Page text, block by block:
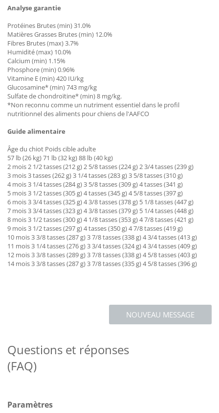
Analyse garantie
Protéines Brutes (min) 31.0%
Matières Grasses Brutes (min) 12.0%
Fibres Brutes (max) 3.7%
Humidité (max) 10.0%
Calcium (min) 1.15%
Phosphore (min) 0.96%
Vitamine E (min) 420 IU/kg
Glucosamine* (min) 743 mg/kg
Sulfate de chondroïtine* (min) 8 mg/kg.
*Non reconnu comme un nutriment essentiel dans le profil
nutritionnel des aliments pour chiens de l'AAFCO
Guide alimentaire
Âge du chiot Poids cible adulte
57 lb (26 kg) 71 lb (32 kg) 88 lb (40 kg)
2 mois 2 1/2 tasses (212 g) 2 5/8 tasses (224 g) 2 3/4 tasses (239 g)
3 mois 3 tasses (262 g) 3 1/4 tasses (283 g) 3 5/8 tasses (310 g)
4 mois 3 1/4 tasses (284 g) 3 5/8 tasses (309 g) 4 tasses (341 g)
5 mois 3 1/2 tasses (305 g) 4 tasses (345 g) 4 5/8 tasses (397 g)
6 mois 3 3/4 tasses (325 g) 4 3/8 tasses (378 g) 5 1/8 tasses (447 g)
7 mois 3 3/4 tasses (323 g) 4 3/8 tasses (379 g) 5 1/4 tasses (448 g)
8 mois 3 1/2 tasses (300 g) 4 1/8 tasses (353 g) 4 7/8 tasses (421 g)
9 mois 3 1/2 tasses (297 g) 4 tasses (350 g) 4 7/8 tasses (419 g)
10 mois 3 3/8 tasses (287 g) 3 7/8 tasses (338 g) 4 3/4 tasses (413 g)
11 mois 3 1/4 tasses (276 g) 3 3/4 tasses (324 g) 4 3/4 tasses (409 g)
12 mois 3 3/8 tasses (289 g) 3 7/8 tasses (338 g) 4 5/8 tasses (403 g)
14 mois 3 3/8 tasses (287 g) 3 7/8 tasses (335 g) 4 5/8 tasses (396 g)
NOUVEAU MESSAGE
Questions et réponses
(FAQ)
Paramètres